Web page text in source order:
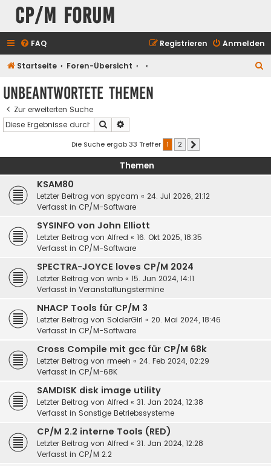
CP/M Forum
FAQ Anmelden
Registrieren
Startseite Foren-Übersicht
Unbeantwortete Themen
Zur erweiterten Suche
Suche
Die Suche ergab 33 Treffer 1 2
Themen
KSAM80
Letzter Beitrag von spycam « 24. Jul 2026, 21:12
Verfasst in CP/M-Software
SYSINFO von John Elliott
Letzter Beitrag von Alfred « 16. Okt 2025, 18:35
Verfasst in CP/M-Software
SPECTRA-JOYCE loves CP/M 2024
Letzter Beitrag von wnb « 15. Jun 2024, 14:11
Verfasst in Veranstaltungstermine
NHACP Tools für CP/M 3
Letzter Beitrag von SolderGirl « 20. Mai 2024, 18:46
Verfasst in CP/M-Software
Cross Compile mit gcc für CP/M 68k
Letzter Beitrag von rmeeh « 24. Feb 2024, 02:29
Verfasst in CP/M-68K
SAMDISK disk image utility
Letzter Beitrag von Alfred « 31. Jan 2024, 12:38
Verfasst in Sonstige Betriebssysteme
CP/M 2.2 interne Tools (RED)
Letzter Beitrag von Alfred « 31. Jan 2024, 12:28
Verfasst in CP/M 2.2